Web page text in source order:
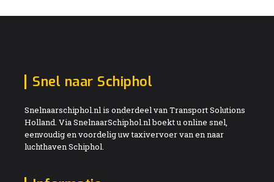
Snel naar Schiphol
Snelnaarschiphol.nl is onderdeel van Transport Solutions
Holland. Via SnelnaarSchiphol.nl boekt u online snel,
eenvoudig en voordelig uw taxivervoer van en naar
luchthaven Schiphol.